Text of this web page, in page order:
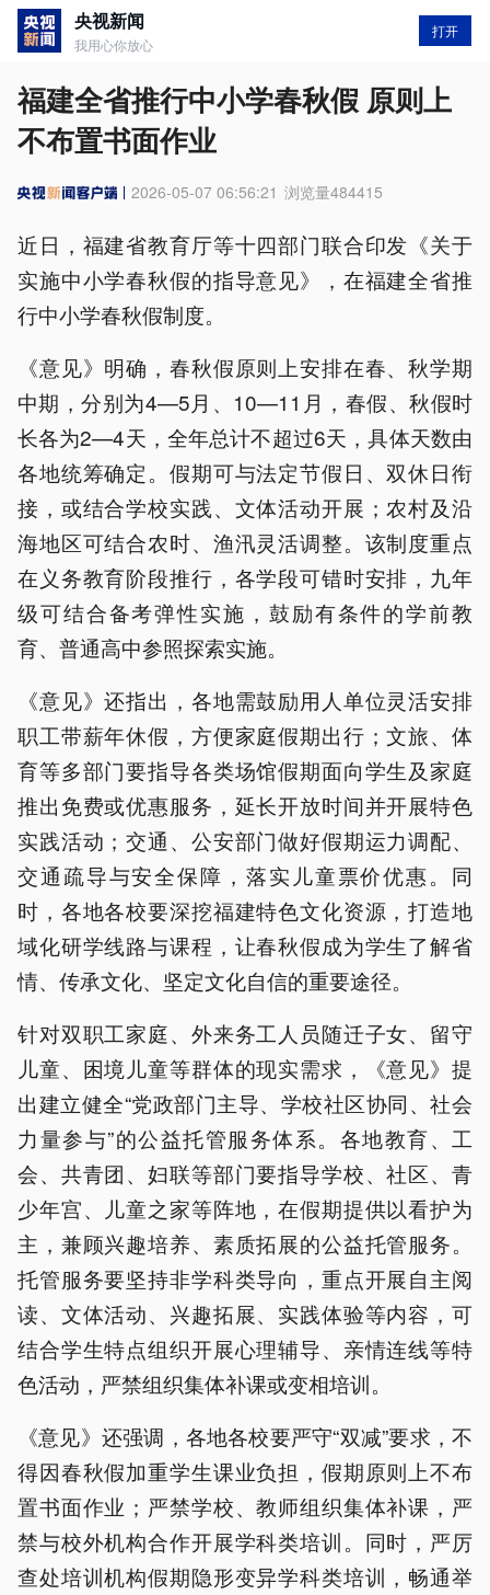
央视新闻
我用心你放心
打开
福建全省推行中小学春秋假 原则上
不布置书面作业
2026-05-07 06:56:21 浏览量484415
近日，福建省教育厅等十四部门联合印发《关于
实施中小学春秋假的指导意见》，在福建全省推
行中小学春秋假制度。
《意见》明确，春秋假原则上安排在春、秋学期
中期，分别为4—5月、10—11月，春假、秋假时
长各为2—4天，全年总计不超过6天，具体天数由
各地统筹确定。假期可与法定节假日、双休日衔
接，或结合学校实践、文体活动开展；农村及沿
海地区可结合农时、渔汛灵活调整。该制度重点
在义务教育阶段推行，各学段可错时安排，九年
级可结合备考弹性实施，鼓励有条件的学前教
育、普通高中参照探索实施。
《意见》还指出，各地需鼓励用人单位灵活安排
职工带薪年休假，方便家庭假期出行；文旅、体
育等多部门要指导各类场馆假期面向学生及家庭
推出免费或优惠服务，延长开放时间并开展特色
实践活动；交通、公安部门做好假期运力调配、
交通疏导与安全保障，落实儿童票价优惠。同
时，各地各校要深挖福建特色文化资源，打造地
域化研学线路与课程，让春秋假成为学生了解省
情、传承文化、坚定文化自信的重要途径。
针对双职工家庭、外来务工人员随迁子女、留守
儿童、困境儿童等群体的现实需求，《意见》提
出建立健全“党政部门主导、学校社区协同、社会
力量参与”的公益托管服务体系。各地教育、工
会、共青团、妇联等部门要指导学校、社区、青
少年宫、儿童之家等阵地，在假期提供以看护为
主，兼顾兴趣培养、素质拓展的公益托管服务。
托管服务要坚持非学科类导向，重点开展自主阅
读、文体活动、兴趣拓展、实践体验等内容，可
结合学生特点组织开展心理辅导、亲情连线等特
色活动，严禁组织集体补课或变相培训。
《意见》还强调，各地各校要严守“双减”要求，不
得因春秋假加重学生课业负担，假期原则上不布
置书面作业；严禁学校、教师组织集体补课，严
禁与校外机构合作开展学科类培训。同时，严厉
查处培训机构假期隐形变异学科类培训，畅通举